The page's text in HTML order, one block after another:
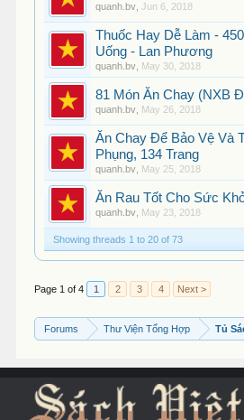
quanh.bv ,Jun 6, 2018
Thuốc Hay Dễ Làm -
Uống - Lan Phương
quanh.bv May 30, 2018
81 Món Ăn Chay (NXB
quanh.bv May 26, 2018
Ăn Chay Để Bảo Vệ Và
Phụng, 134 Trang
quanh.bv May 25, 2018
Ăn Rau Tốt Cho Sức
quanh.bv May 23, 2018
Showing threads 1 to 20 of 73
Page 1 of 4 1 2 3 4 Next >
Forums Thư Viện Tổng Hợp Tủ